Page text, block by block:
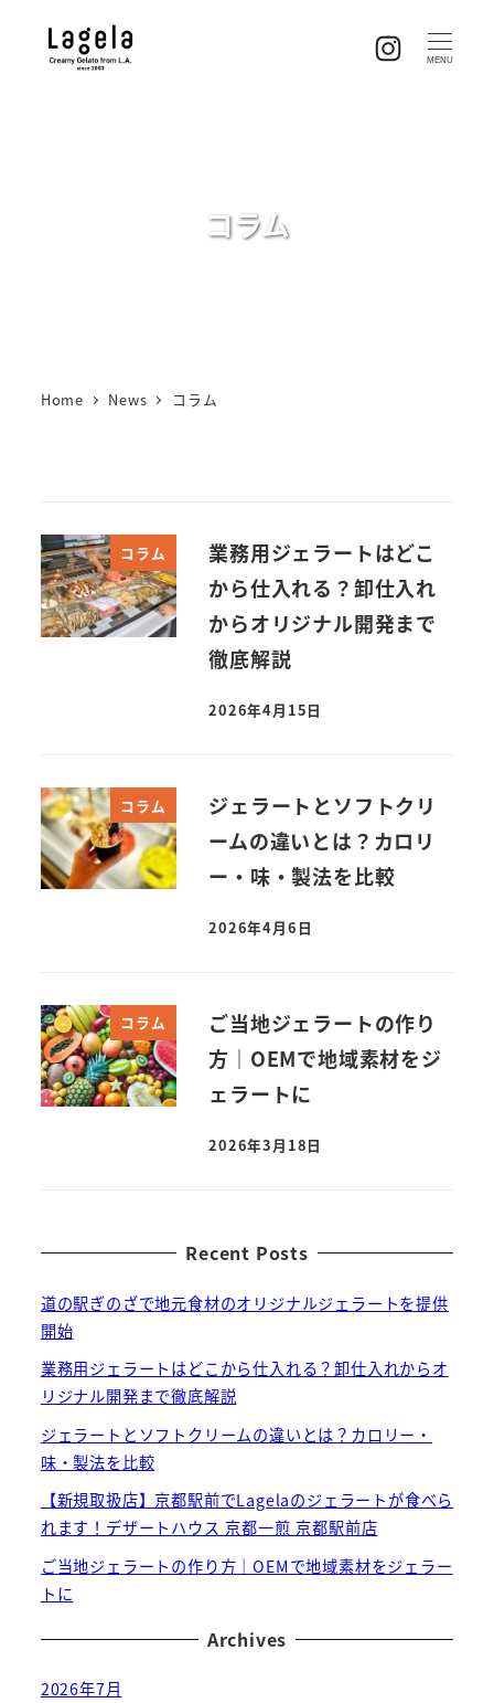
MENU
コラム
Home News コラム
コラム
業務用ジェラートはどこ
から仕入れる？卸仕入れ
からオリジナル開発まで
徹底解説
投稿日
2026年4月15日
コラム
ジェラートとソフトクリ
ームの違いとは？カロリ
ー・味・製法を比較
投稿日
2026年4月6日
コラム
ご当地ジェラートの作り
方｜OEMで地域素材をジ
ェラートに
投稿日
2026年3月18日
Recent Posts
道の駅ぎのざで地元食材のオリジナルジェラートを提供
開始
業務用ジェラートはどこから仕入れる？卸仕入れからオ
リジナル開発まで徹底解説
ジェラートとソフトクリームの違いとは？カロリー・
味・製法を比較
【新規取扱店】京都駅前でLagelaのジェラートが食べら
れます！デザートハウス 京都一煎 京都駅前店
ご当地ジェラートの作り方｜OEMで地域素材をジェラー
トに
Archives
2026年7月